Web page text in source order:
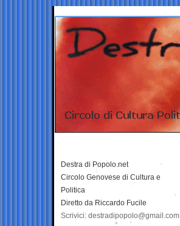
Destra di Popolo.net
Circolo Genovese di Cultura e
Politica
Diretto da Riccardo Fucile
Scrivici: destradipopolo@gmail.com